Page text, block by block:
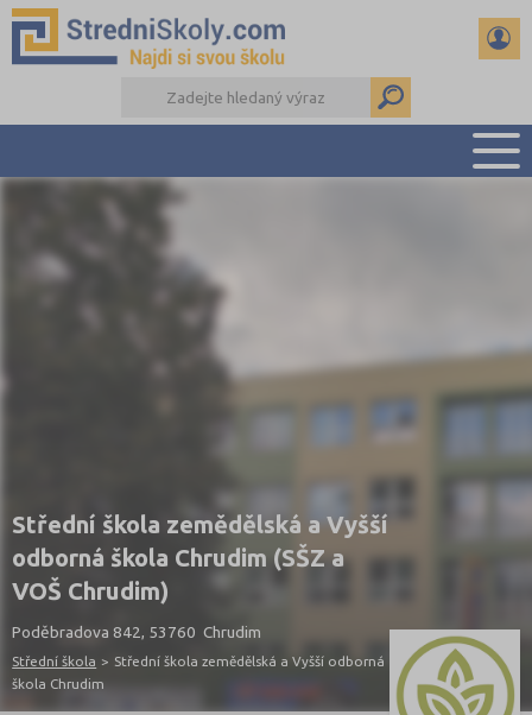
DALŠÍ DRUHY ŠKOL
Střední škola zemědělská a Vyšší
odborná škola Chrudim (SŠZ a
VOŠ Chrudim)
Poděbradova 842, 53760 Chrudim
Střední škola > Střední škola zemědělská a Vyšší odborná
škola Chrudim